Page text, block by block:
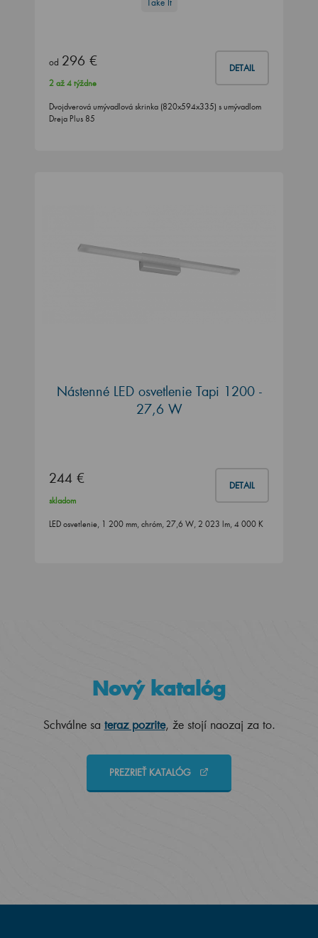
Take It
od 296 € DETAIL
2 až 4 týždne
Dvojdverová umývadlová skrinka (820x594x335) s umývadlom
Dreja Plus 85
Nástenné LED osvetlenie Tapi 1200 -
27,6 W
244 € DETAIL
skladom
LED osvetlenie, 1 200 mm, chróm, 27,6 W, 2 023 lm, 4 000 K
Nový katalóg
Schválne sa teraz pozrite, že stojí naozaj za to.
PREZRIEŤ KATALÓG